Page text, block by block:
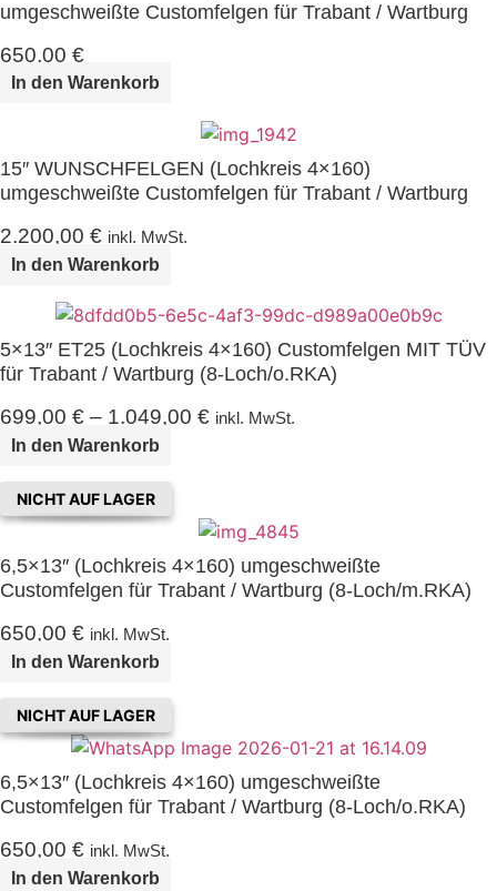
umgeschweißte Customfelgen für Trabant / Wartburg
650,00 €
In den Warenkorb
15″ WUNSCHFELGEN (Lochkreis 4×160)
umgeschweißte Customfelgen für Trabant / Wartburg
2.200,00 € inkl. MwSt.
In den Warenkorb
5×13″ ET25 (Lochkreis 4×160) Customfelgen MIT TÜV
für Trabant / Wartburg (8-Loch/o.RKA)
699,00 € – 1.049,00 € inkl. MwSt.
In den Warenkorb
NICHT AUF LAGER
6,5×13″ (Lochkreis 4×160) umgeschweißte
Customfelgen für Trabant / Wartburg (8-Loch/m.RKA)
650,00 € inkl. MwSt.
In den Warenkorb
NICHT AUF LAGER
6,5×13″ (Lochkreis 4×160) umgeschweißte
Customfelgen für Trabant / Wartburg (8-Loch/o.RKA)
650,00 € inkl. MwSt.
In den Warenkorb